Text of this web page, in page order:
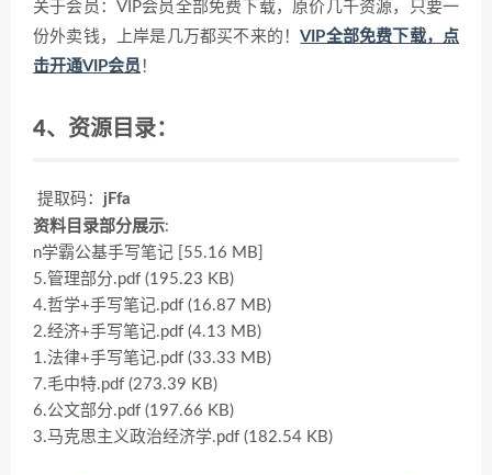
关于会员：VIP会员全部免费下载，原价几千资源，只要一
份外卖钱，上岸是几万都买不来的！VIP全部免费下载，点
击开通VIP会员 ！
4、资源目录：
提取码： jFfa
资料目录部分展示:
n学霸公基手写笔记 [55.16 MB]
5.管理部分.pdf (195.23 KB)
4.哲学+手写笔记.pdf (16.87 MB)
2.经济+手写笔记.pdf (4.13 MB)
1.法律+手写笔记.pdf (33.33 MB)
7.毛中特.pdf (273.39 KB)
6.公文部分.pdf (197.66 KB)
3.马克思主义政治经济学.pdf (182.54 KB)